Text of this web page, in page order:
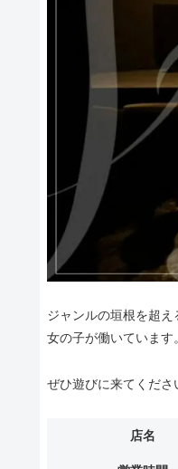
ジャンルの垣根を超
女の子が働いています。
ぜひ遊びに来てくださ
店名